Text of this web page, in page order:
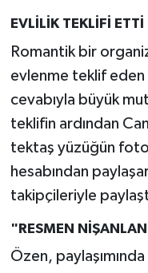
EVLİLİK TEKLİFİ ETTİ
Romantik bir
evlenme teklif eden
cevabıyla büyük
teklifin ardından
tektaş yüzüğün
hesabından
takipçileriyle
"RESMEN
Özen,